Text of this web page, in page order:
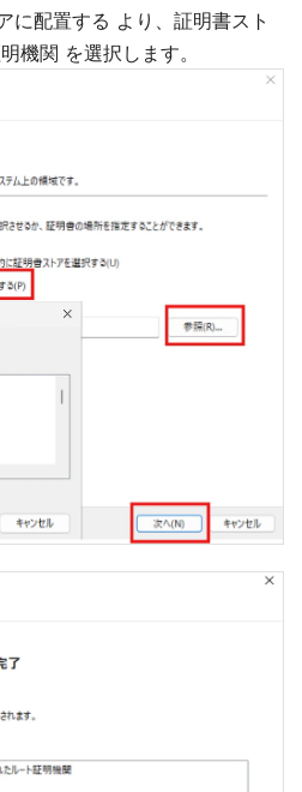
に配置する より、証明書スト
機関 を選択します。